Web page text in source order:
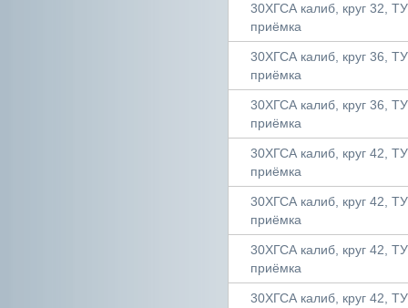
30ХГСА калиб, круг 32,
приёмка
30ХГСА калиб, круг 36,
приёмка
30ХГСА калиб, круг 36,
приёмка
30ХГСА калиб, круг 42,
приёмка
30ХГСА калиб, круг 42,
приёмка
30ХГСА калиб, круг 42,
приёмка
30ХГСА калиб, круг 42,